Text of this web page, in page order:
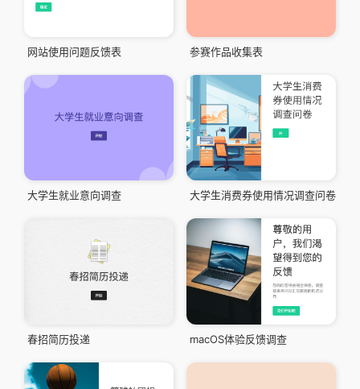
网站使用问题反馈表 参赛作品收集表
大学生就业意向调查 大学生消费券使用情况调查问卷
春招简历投递 macOS体验反馈调查